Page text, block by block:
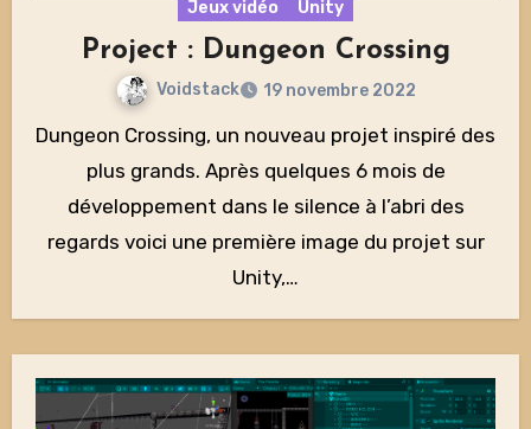
Jeux vidéo Unity
Project : Dungeon Crossing
Voidstack 19 novembre 2022
Dungeon Crossing, un nouveau projet inspiré des
plus grands. Après quelques 6 mois de
développement dans le silence à l’abri des
regards voici une première image du projet sur
Unity,…